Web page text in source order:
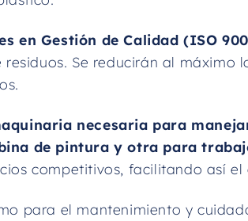
en Gestión de Calidad (ISO
Se reducirán al máximo
necesaria para
de pintura y otra para
competitivos, facilitando así el
para el mantenimiento y